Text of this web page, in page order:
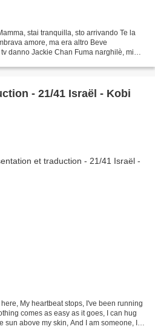
stai tranquilla, sto arrivando Te la
amore, ma era altro Beve
danno Jackie Chan Fuma narghilè, mi
- 21/41 Israël - Kobi
My heartbeat stops, I've been running
comes as easy as it goes, I can hug
sun above my skin, And I am someone, I